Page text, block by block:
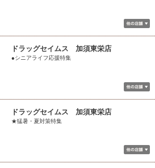
ドラッグセイムス 加須東栄店
●シニアライフ応援特集
ドラッグセイムス 加須東栄店
★猛暑・夏対策特集